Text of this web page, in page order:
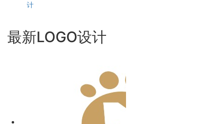
计
最新LOGO设计